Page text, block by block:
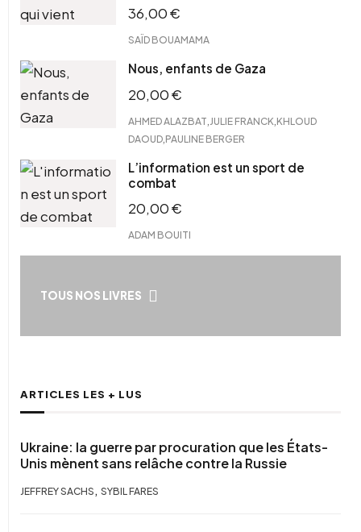
36,00€
SAÏD BOUAMAMA
Nous, enfants de Gaza
20,00€
AHMED ALAZBAT JULIE FRANCK KHLOUD
DAOUD PAULINE BERGER
L’information est un sport de
combat
20,00€
ADAM BOUITI
TOUS NOS LIVRES
ARTICLES LES + LUS
Ukraine: la guerre par procuration que les États-
Unis mènent sans relâche contre la Russie
JEFFREY SACHS , SYBIL FARES